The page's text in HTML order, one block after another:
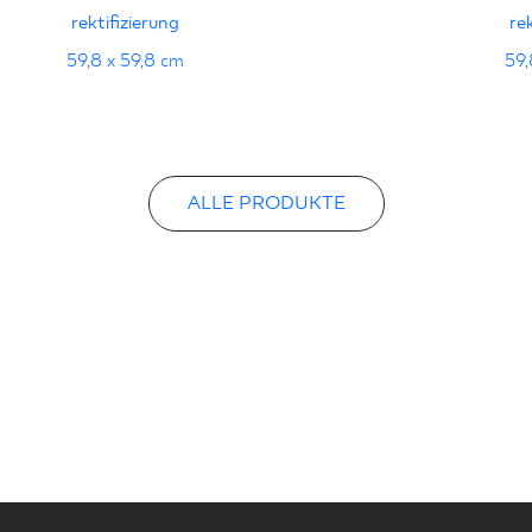
rektifizierung
59,8 x 59,8 cm
ALLE PRODUKTE